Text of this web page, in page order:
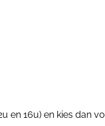
en 16u) en kies dan